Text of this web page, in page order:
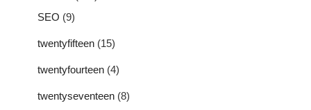
SEO (9)
twentyfifteen (15)
twentyfourteen (4)
twentyseventeen (8)